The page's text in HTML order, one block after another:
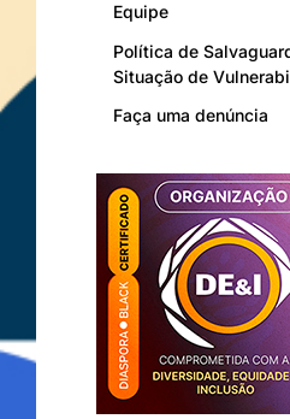
Equipe
Política de
Situação de
Faça uma denúncia